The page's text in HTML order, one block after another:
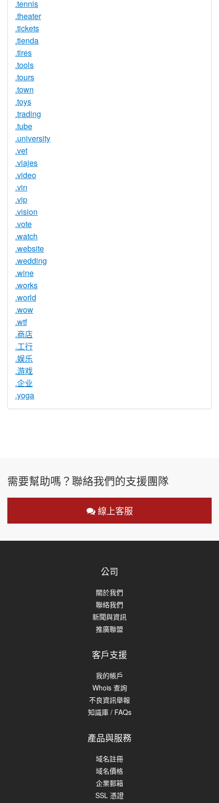
.tennis
.theater
.tickets
.tienda
.tires
.tools
.tours
.town
.toys
.trading
.tube
.university
.vet
.viajes
.video
.vin
.vip
.vision
.vote
.watch
.website
.wedding
.wine
.works
.world
.wow
.wtf
.商店
.工行
.娱乐
.游戏
.企业
.yoga
需要幫助嗎？聯絡我們的支援團隊
線上客服
公司
關於我們
聯絡我們
新聞與資訊
推廣聯盟
客戶支援
我的帳戶
Whois 查詢
不良資訊舉報
知識庫 / FAQs
產品與服務
域名註冊
域名價格
企業郵箱
SSL 憑證